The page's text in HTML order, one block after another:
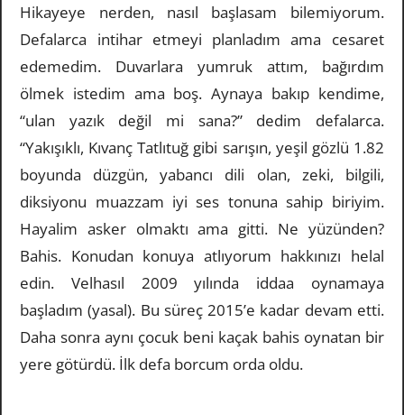
Hikayeye nerden, nasıl başlasam bilemiyorum.
Defalarca intihar etmeyi planladım ama cesaret
edemedim. Duvarlara yumruk attım, bağırdım
ölmek istedim ama boş. Aynaya bakıp kendime,
“ulan yazık değil mi sana?” dedim defalarca.
“Yakışıklı, Kıvanç Tatlıtuğ gibi sarışın, yeşil gözlü 1.82
boyunda düzgün, yabancı dili olan, zeki, bilgili,
diksiyonu muazzam iyi ses tonuna sahip biriyim.
Hayalim asker olmaktı ama gitti. Ne yüzünden?
Bahis. Konudan konuya atlıyorum hakkınızı helal
edin. Velhasıl 2009 yılında iddaa oynamaya
başladım (yasal). Bu süreç 2015’e kadar devam etti.
Daha sonra aynı çocuk beni kaçak bahis oynatan bir
yere götürdü. İlk defa borcum orda oldu.